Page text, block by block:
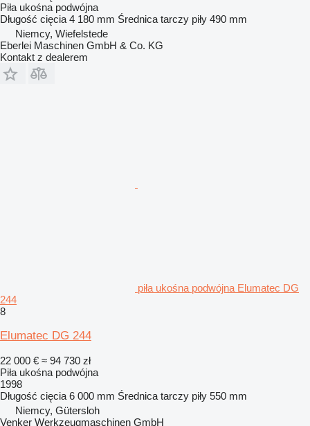
Piła ukośna podwójna
Długość cięcia 4 180 mm Średnica tarczy piły 490 mm
Niemcy, Wiefelstede
Eberlei Maschinen GmbH & Co. KG
Kontakt z dealerem
piła ukośna podwójna Elumatec DG
244
8
Elumatec DG 244
22 000 € ≈ 94 730 zł
Piła ukośna podwójna
1998
Długość cięcia 6 000 mm Średnica tarczy piły 550 mm
Niemcy, Gütersloh
Venker Werkzeugmaschinen GmbH